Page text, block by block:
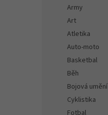
Army
Art
Atletika
Auto-moto
Basketbal
Běh
Bojová umění
Cyklistika
Fotbal